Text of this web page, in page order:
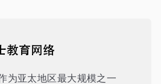
为亚太地区最大规模之一